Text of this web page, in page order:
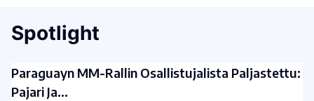
Spotlight
Paraguayn MM-Rallin Osallistujalista Paljastettu:
Pajari Ja…